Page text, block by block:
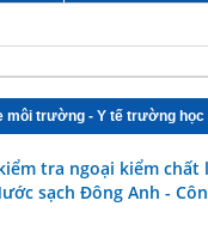
môi trường - Y tế trường học
tra ngoại kiểm
sạch Đông Anh -